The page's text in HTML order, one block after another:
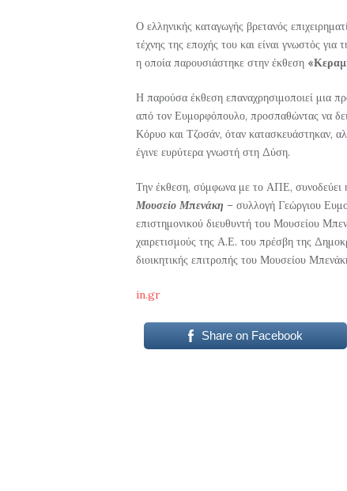
Ο ελληνικής καταγωγής βρετανός
τέχνης της εποχής του και είναι γνωστός
η οποία παρουσιάστηκε στην έκθεση
Η παρούσα έκθεση επαναχρησιμοποιεί μια
από τον Ευμορφόπουλο, προσπαθώντας να
Κόρυο και Τζοσάν, όταν κατασκευάστηκαν,
έγινε ευρύτερα γνωστή στη Δύση.
Την έκθεση, σύμφωνα με το ΑΠΕ, συνοδεύει
Μουσείο Μπενάκη – συλλογή Γεώργιου
επιστημονικού διευθυντή του Μουσείου
χαιρετισμούς της Α.Ε. του πρέσβη της
διοικητικής επιτροπής του Μουσείου
in.gr
Share on Facebook